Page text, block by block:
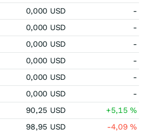
0,000 USD
-
0,000 USD
-
0,000 USD
-
0,000 USD
-
0,000 USD
-
0,000 USD
-
90,25 USD +5,15%
98,95 USD -4,09%